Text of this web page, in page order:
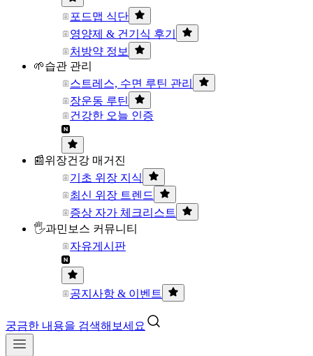
포드맵 식단
영양제 & 건기식 후기
처방약 정보
🌱습관 관리
스트레스, 수면 루틴 관리
장운동 루틴
건강한 오늘 인증
📰위장건강 매거진
기초 위장 지식
최신 위장 트렌드
증상 자가 체크리스트
🖐과민보스 커뮤니티
자유게시판
공지사항 & 이벤트
궁금한 내용을 검색해보세요